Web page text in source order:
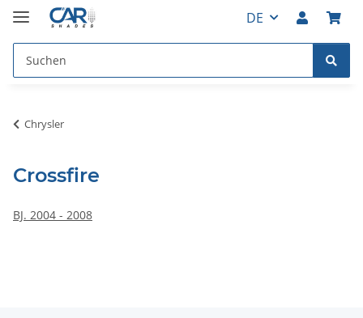
DE
Chrysler
Crossfire
BJ. 2004 - 2008